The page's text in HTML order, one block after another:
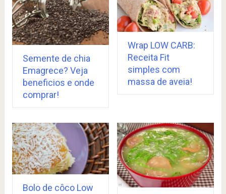
Semente de chia
Emagrece? Veja
beneficios e onde
comprar!
Wrap LOW CARB:
Receita Fit
simples com
massa de aveia!
Bolo de côco Low